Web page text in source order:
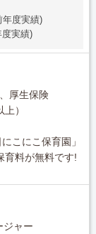
年度実績)
実績)
厚生保険
）
こにこ保育園」
育料が無料です!
ジャー